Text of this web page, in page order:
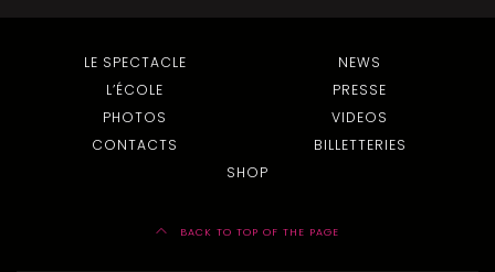
LE SPECTACLE
NEWS
L’ÉCOLE
PRESSE
PHOTOS
VIDEOS
CONTACTS
BILLETTERIES
SHOP
BACK TO TOP OF THE PAGE